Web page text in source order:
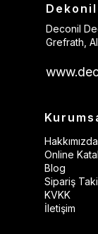
Deconil
Grefrath,
Hakkımızda
Online
Blog
Sipariş
KVKK
İletişim